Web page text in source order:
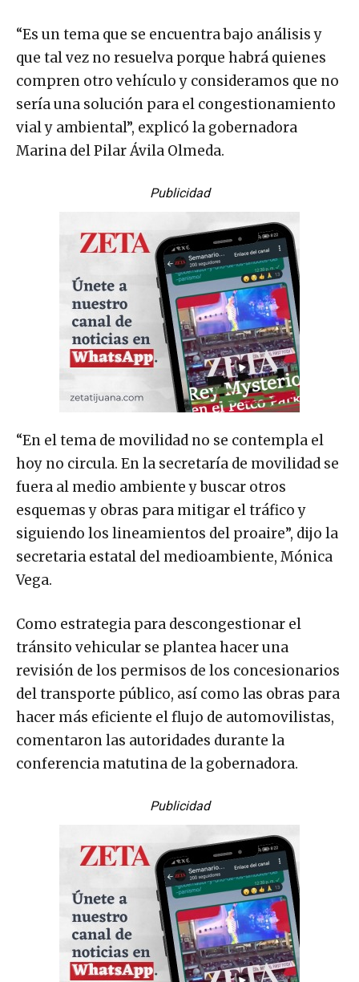
“Es un tema que se encuentra bajo análisis y
que tal vez no resuelva porque habrá quienes
compren otro vehículo y consideramos que no
sería una solución para el congestionamiento
vial y ambiental”, explicó la gobernadora
Marina del Pilar Ávila Olmeda.
Publicidad
“En el tema de movilidad no se contempla el
hoy no circula. En la secretaría de movilidad se
fuera al medio ambiente y buscar otros
esquemas y obras para mitigar el tráfico y
siguiendo los lineamientos del proaire”, dijo la
secretaria estatal del medioambiente, Mónica
Vega.
Como estrategia para descongestionar el
tránsito vehicular se plantea hacer una
revisión de los permisos de los concesionarios
del transporte público, así como las obras para
hacer más eficiente el flujo de automovilistas,
comentaron las autoridades durante la
conferencia matutina de la gobernadora.
Publicidad